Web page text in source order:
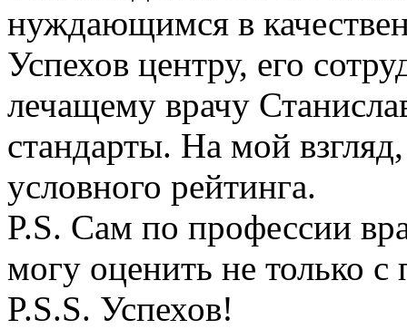
нуждающимся в
Успехов центру, его
лечащему врачу
стандарты. На мой
условного рейтинга.
P.S. Сам по профессии
могу оценить не только с
P.S.S. Успехов!